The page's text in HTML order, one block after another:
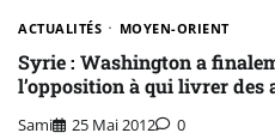
ACTUALITÉS MOYEN-ORIENT
Syrie : Washington a
l’opposition à qui livrer des
Sami 25 Mai 2012 0